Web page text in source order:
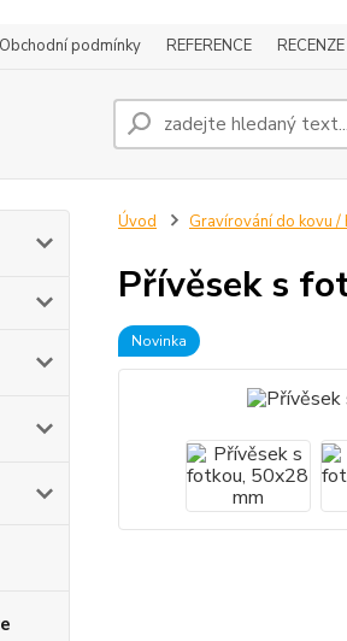
Obchodní podmínky REFERENCE
Úvod Gravírování do kovu /
Přívěsek s
Novinka